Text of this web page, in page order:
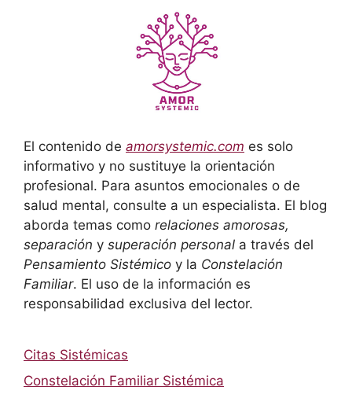
El contenido de amorsystemic.com es solo
informativo y no sustituye la orientación
profesional. Para asuntos emocionales o de
salud mental, consulte a un especialista. El blog
aborda temas como relaciones amorosas,
separación y superación personal a través del
Pensamiento Sistémico y la Constelación
Familiar. El uso de la información es
responsabilidad exclusiva del lector.
Citas Sistémicas
Constelación Familiar Sistémica